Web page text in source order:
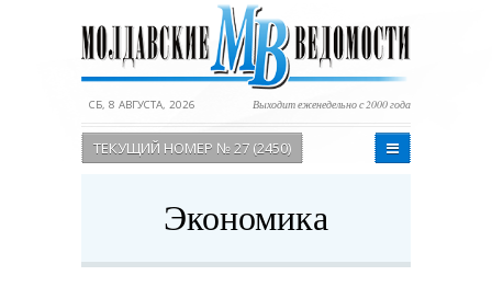
СБ, 8 АВГУСТА, 2026 Выходит еженедельно с 2000 года
ТЕКУЩИЙ НОМЕР № 27 (2450)
Экономика